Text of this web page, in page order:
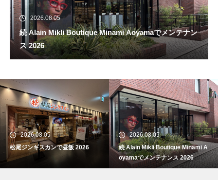
2026.08.05
続 Alain Mikli Boutique Minami Aoyamaでメンテナン
ス 2026
2026.08.05
松尾ジンギスカンで昼飯 2026
2026.08.05
続 Alain Mikli Boutique Minami A
oyamaでメンテナンス 2026
松尾ジンギスカンで昼飯 2026
続 Alain Mikli Boutique Minami A
oyamaでメンテナンス 2026